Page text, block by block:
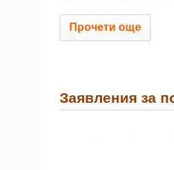
Прочети още
Заявления за